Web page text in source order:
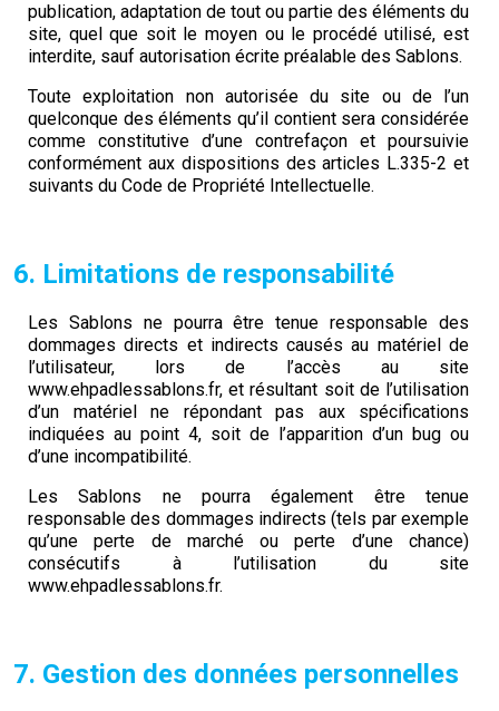
publication, adaptation de tout ou partie des éléments du
site, quel que soit le moyen ou le procédé utilisé, est
interdite, sauf autorisation écrite préalable des Sablons.
Toute exploitation non autorisée du site ou de l’un
quelconque des éléments qu’il contient sera considérée
comme constitutive d’une contrefaçon et poursuivie
conformément aux dispositions des articles L.335-2 et
suivants du Code de Propriété Intellectuelle.
6. Limitations de responsabilité
Les Sablons ne pourra être tenue responsable des
dommages directs et indirects causés au matériel de
l’utilisateur, lors de l’accès au site
www.ehpadlessablons.fr, et résultant soit de l’utilisation
d’un matériel ne répondant pas aux spécifications
indiquées au point 4, soit de l’apparition d’un bug ou
d’une incompatibilité.
Les Sablons ne pourra également être tenue
responsable des dommages indirects (tels par exemple
qu’une perte de marché ou perte d’une chance)
consécutifs à l’utilisation du site
www.ehpadlessablons.fr.
7. Gestion des données personnelles